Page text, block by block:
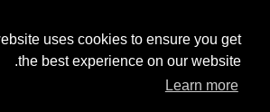
uses cookies to ensure you get
the best experience on our website.
Learn more